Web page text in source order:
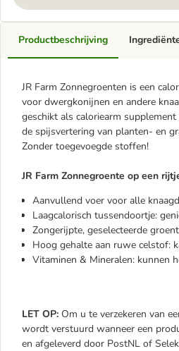
Productbeschrijving
JR Farm Zonnegroenten is een
voor dwergkonijnen en andere
geschikt als caloriearm
de spijsvertering van planten- en
Zonder toegevoegde stoffen!
JR Farm Zonnegroente op een
Aanvullend voer voor alle
Laagcalorisch tussendoortje:
Zongerijpte, geselecteerde
Hoog gehalte aan ruwe celstof:
Vitaminen & Mineralen: kunnen
LET OP: Om u te verzekeren van
wordt verstuurd wanneer een
en afgeleverd door PostNL of